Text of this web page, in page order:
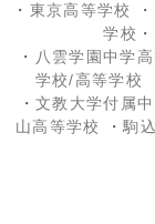
・ 東京高等学校 ・
学校 ・
・ 八雲学園中学
学校/高等学校
・ 文教大学付属
山高等学校
・駒